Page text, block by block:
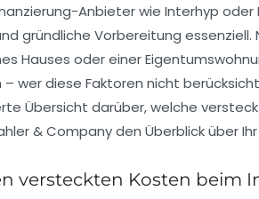
Anbieter wie Interhyp
gründliche Vorbereitung
Hauses oder einer
wer diese Faktoren nicht
Übersicht darüber, welche
& Company den Überblick über
versteckten Kosten beim